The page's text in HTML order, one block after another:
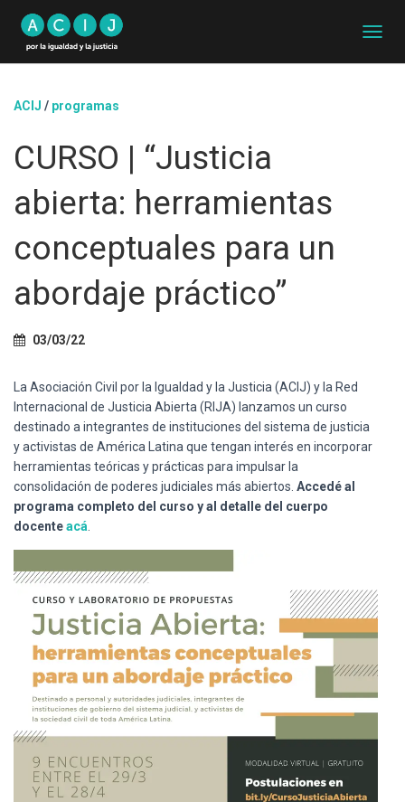
A
ACIJ / programas
CURSO | “Justicia
abierta: herramientas
conceptuales para un
abordaje práctico”
03/03/22
La Asociación Civil por la Igualdad y la Justicia (ACIJ) y la Red
Internacional de Justicia Abierta (RIJA) lanzamos un curso
destinado a integrantes de instituciones del sistema de justicia
y activistas de América Latina que tengan interés en incorporar
herramientas teóricas y prácticas para impulsar la
consolidación de poderes judiciales más abiertos. Accedé al
programa completo del curso y al detalle del cuerpo
docenteacá